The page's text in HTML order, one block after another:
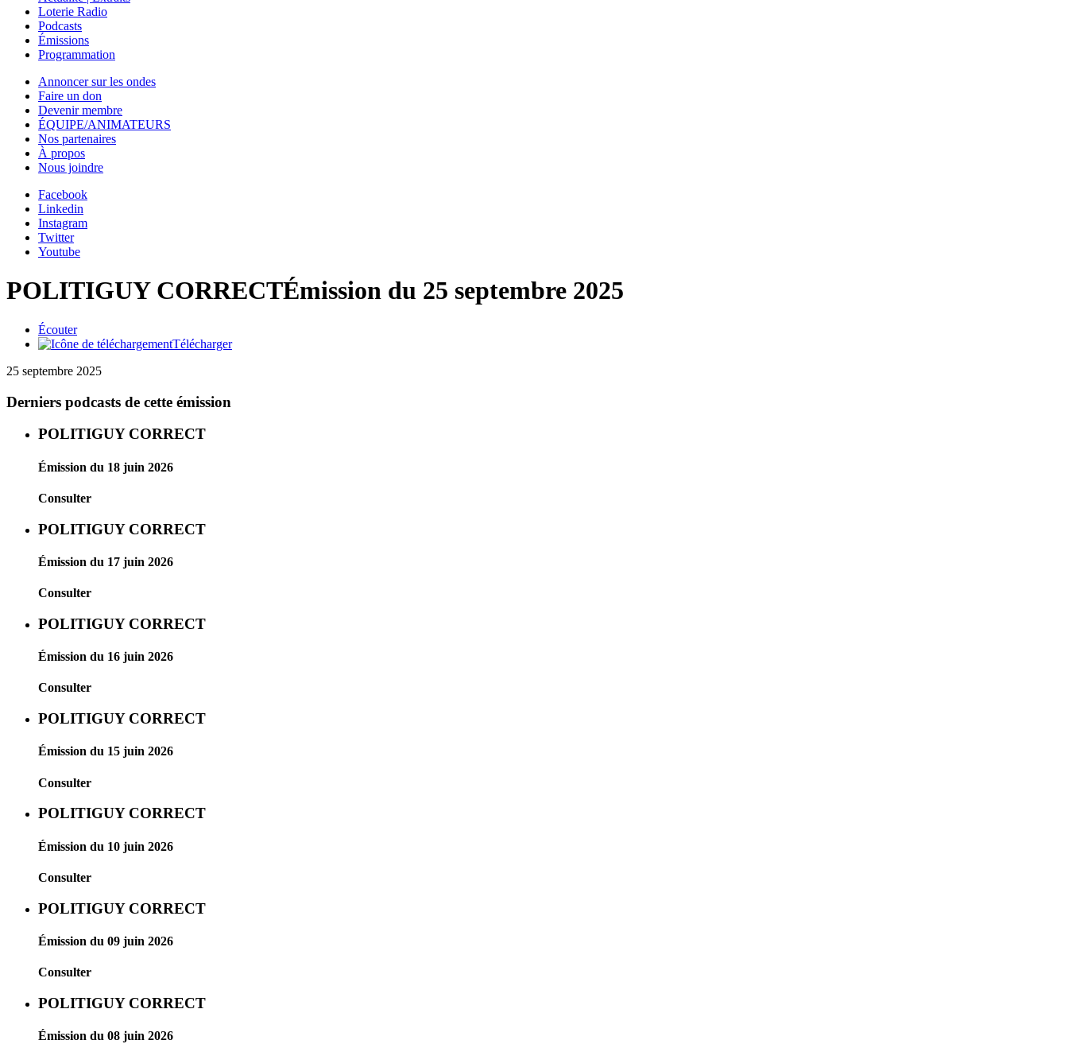
Loterie Radio
Podcasts
Émissions
Programmation
Annoncer sur les ondes
Faire un don
Devenir membre
ÉQUIPE/ANIMATEURS
Nos partenaires
À propos
Nous joindre
Facebook
Linkedin
Instagram
Twitter
Youtube
POLITIGUY CORRECTÉmission du 25 septembre 2025
Écouter
Télécharger
25 septembre 2025
Derniers podcasts de cette émission
POLITIGUY CORRECT
Émission du 18 juin 2026
Consulter
POLITIGUY CORRECT
Émission du 17 juin 2026
Consulter
POLITIGUY CORRECT
Émission du 16 juin 2026
Consulter
POLITIGUY CORRECT
Émission du 15 juin 2026
Consulter
POLITIGUY CORRECT
Émission du 10 juin 2026
Consulter
POLITIGUY CORRECT
Émission du 09 juin 2026
Consulter
POLITIGUY CORRECT
Émission du 08 juin 2026